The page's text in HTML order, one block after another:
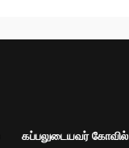
கப்பலுடையவர் கோவில்